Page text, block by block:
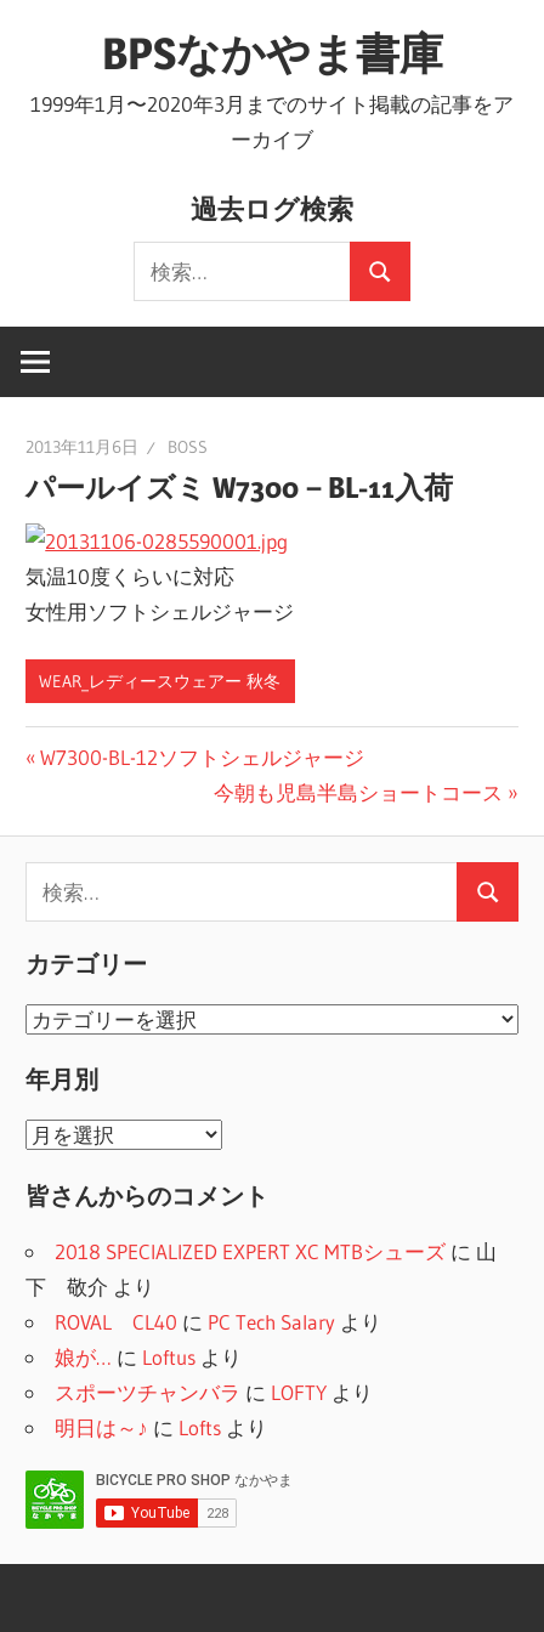
プ
BPSなかやま書庫
1999年1月〜2020年3月までのサイト掲載の記事をア
ーカイブ
過去ログ検索
索:
検
索
2013年11月6日 BOSS
パールイズミ W7300－BL-11入荷
気温10度くらいに対応
女性用ソフトシェルジャージ
WEAR_レディースウェアー 秋冬
投
ナ
ビ
ゲ
ー
シ
ョ
ン
前
稿:
W7300-BL-12ソフトシェルジャージ
次
投
今朝も児島半島ショートコース
索:
検
カテゴリー
カ
ゴ
リ
年月別
年
別
皆さんからのコメント
2018 SPECIALIZED EXPERT XC MTBシューズ に 山
下 敬介 より
ROVAL CL40 に PC Tech Salary より
娘が… に Loftus より
スポーツチャンバラ に LOFTY より
明日は～♪ に Lofts より